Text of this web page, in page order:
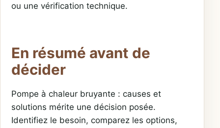
ou une vérification technique.
En résumé avant de
décider
Pompe à chaleur bruyante : causes et
solutions mérite une décision posée.
Identifiez le besoin, comparez les options,